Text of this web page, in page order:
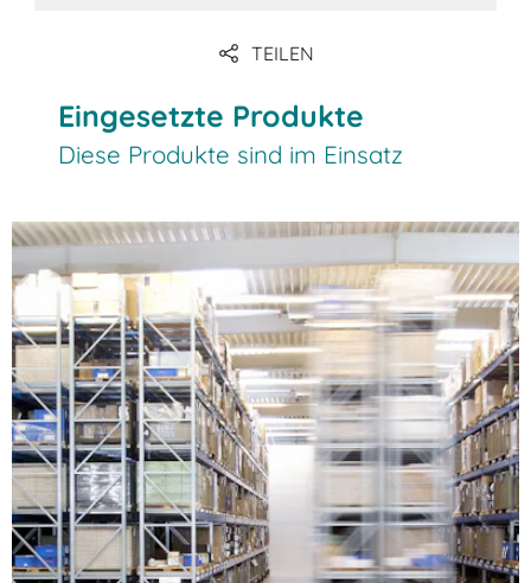
TEILEN
Eingesetzte Produkte
Diese Produkte sind im Einsatz